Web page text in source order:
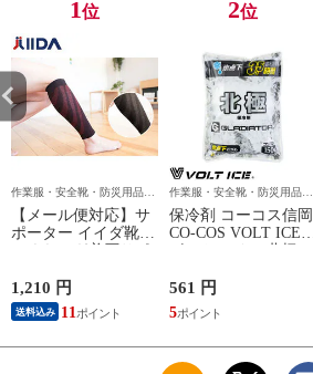
1位
作業服・安全靴・防災用品な
ら作業用品専門店のまもる君
【メール便対応】サ
ポーター イイダ靴下
ふくらはぎ着圧サポ
1,210 円
送料込み 11
2位
作業服・安全靴・防災用品な
ら作業用品専門店のまもる君
保冷剤 コーコス信岡
CO-COS VOLT ICE
ボルトアイス 北極
GI-46411 作業着 作業
服 春夏
561 円
5